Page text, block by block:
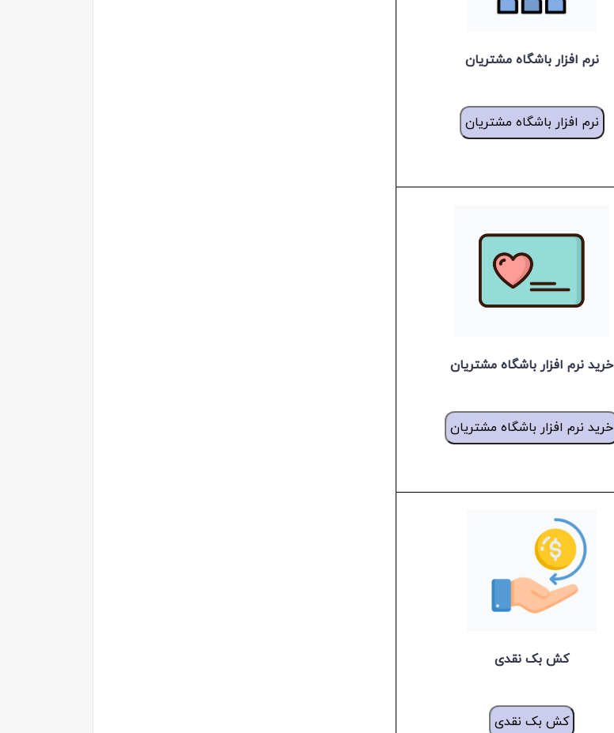
نرم افزار باشگاه مشتریان
نرم افزار باشگاه مشتریان
خرید نرم افزار باشگاه مشتریان
خرید نرم افزار باشگاه مشتریان
کش بک نقدی
کش بک نقدی